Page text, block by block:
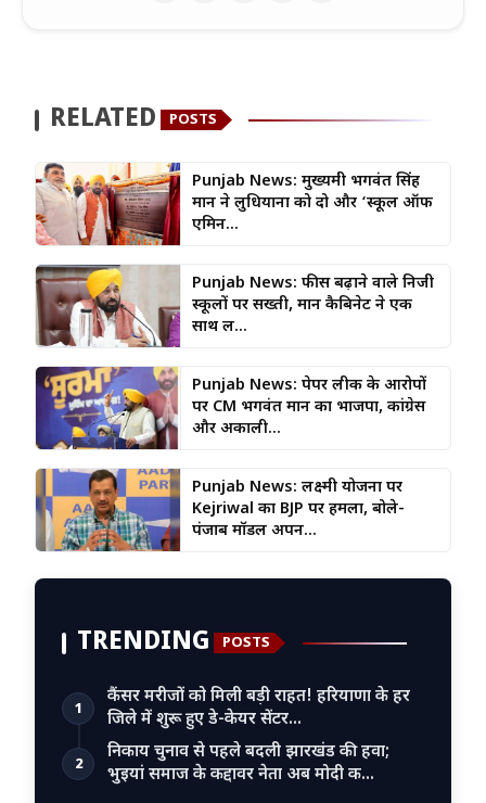
RELATED POSTS
Punjab News: मुख्यमंत्री भगवंत सिंह
मान ने लुधियाना को दो और ‘स्कूल ऑफ
एमिन...
Punjab News: फीस बढ़ाने वाले निजी
स्कूलों पर सख्ती, मान कैबिनेट ने एक
साथ ल...
Punjab News: पेपर लीक के आरोपों
पर CM भगवंत मान का भाजपा, कांग्रेस
और अकाली...
Punjab News: लक्ष्मी योजना पर
Kejriwal का BJP पर हमला, बोले-
पंजाब मॉडल अपन...
TRENDING POSTS
1
कैंसर मरीजों को मिली बड़ी राहत! हरियाणा के हर
जिले में शुरू हुए डे-केयर सेंटर…
2
निकाय चुनाव से पहले बदली झारखंड की हवा;
भुइयां समाज के कद्दावर नेता अब मोदी क…